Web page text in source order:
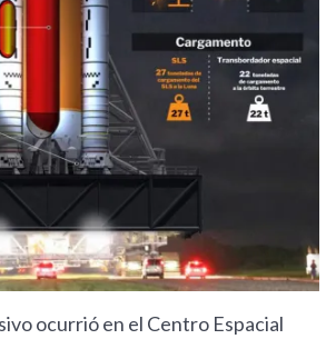
ocurrió en el Centro Espacial